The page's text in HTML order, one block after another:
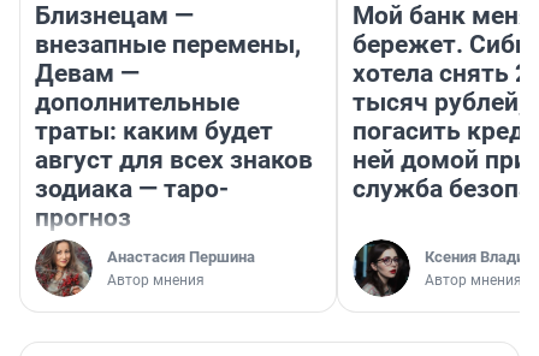
Близнецам —
внезапные перемены,
Девам —
дополнительные
траты: каким будет
август для всех знаков
зодиака — таро-
прогноз
Анастасия Першина
Автор мнения
Мой банк меня
бережет.
хотела снять
тысяч рублей,
погасить
ней домой
служба
Ксения
Автор мнения